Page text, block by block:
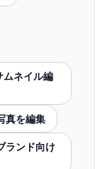
ムネイル編
真を編集
ランド向け